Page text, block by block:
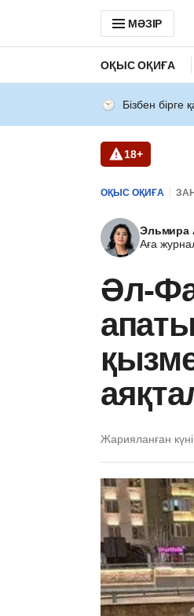
МӘЗІР
ОҚЫС ОҚИҒА
Бізбен бірге
18+
ОҚЫС ОҚИҒА
Эльмира
Аға
Әл-
Жарияланған